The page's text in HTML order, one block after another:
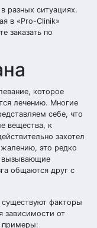
разных ситуациях.
в «Pro-Clinik»
заказать по
которое
лечению. Многие
себе, что
вещества, к
захотел
это редко
вызывающие
общаются друг с
факторы
зависимости от
примеры: